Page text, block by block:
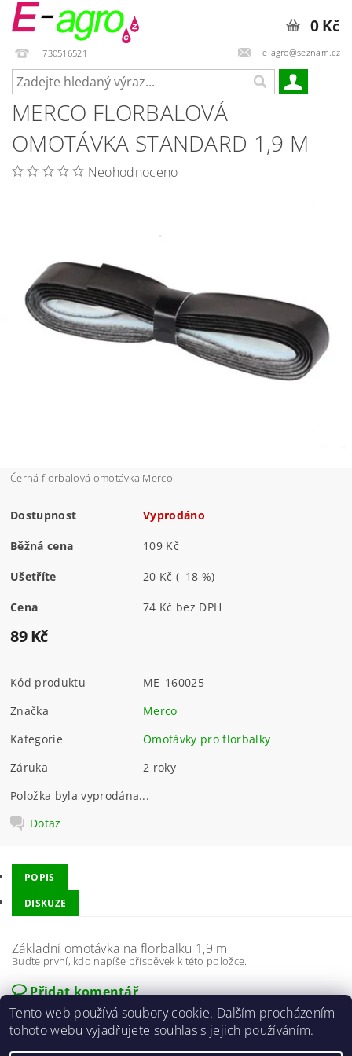
730516521 e-agro@seznam.cz
0 Kč
MERCO FLORBALOVÁ
OMOTÁVKA STANDARD 1,9 M
Neohodnoceno
Černá florbalová omotávka Merco
Dostupnost Vyprodáno
Běžná cena 109 Kč
Ušetříte 20 Kč(–18 %)
Cena 74 Kč bez DPH
89 Kč
Kód produktu
ME_160025
Značka
Merco
Kategorie
Omotávky pro florbalky
Záruka
2 roky
Položka byla vyprodána...
Dotaz
POPIS
DISKUZE
Základní omotávka na florbalku 1,9 m
Buďte první, kdo napíše příspěvek k této položce.
Přidat komentář
Tento web používá soubory cookie. Dalším procházením
tohoto webu vyjadřujete souhlas s jejich používáním.